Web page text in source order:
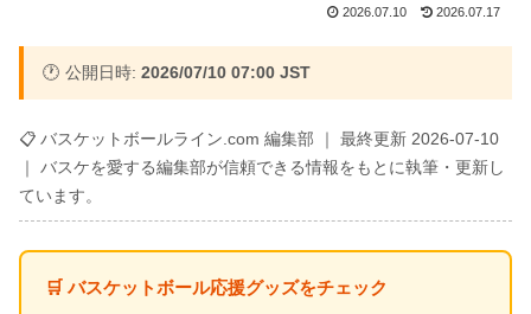
2026.07.10 2026.07.17
🕐 公開日時: 2026/07/10 07:00 JST
📋 バスケットボールライン.com 編集部 ｜ 最終更新 2026-07-10
｜ バスケを愛する編集部が信頼できる情報をもとに執筆・更新し
ています。
🛒 バスケットボール応援グッズをチェック